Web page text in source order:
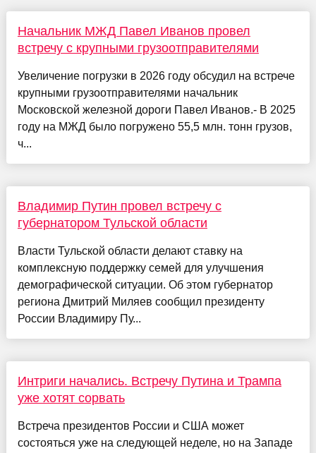
Начальник МЖД Павел Иванов провел
встречу с крупными грузоотправителями
Увеличение погрузки в 2026 году обсудил на встрече
крупными грузоотправителями начальник
Московской железной дороги Павел Иванов.- В 2025
году на МЖД было погружено 55,5 млн. тонн грузов,
ч...
Владимир Путин провел встречу с
губернатором Тульской области
Власти Тульской области делают ставку на
комплексную поддержку семей для улучшения
демографической ситуации. Об этом губернатор
региона Дмитрий Миляев сообщил президенту
России Владимиру Пу...
Интриги начались. Встречу Путина и Трампа
уже хотят сорвать
Встреча президентов России и США может
состояться уже на следующей неделе, но на Западе